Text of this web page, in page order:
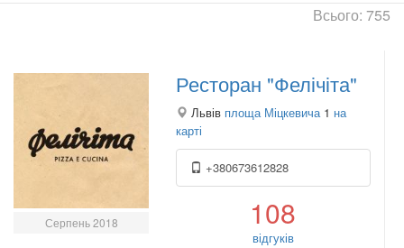
Всього: 755
Серпень 2018
Ресторан "Фелічіта"
Львів площа Міцкевича1 на
карті
+380673612828
108
відгуків